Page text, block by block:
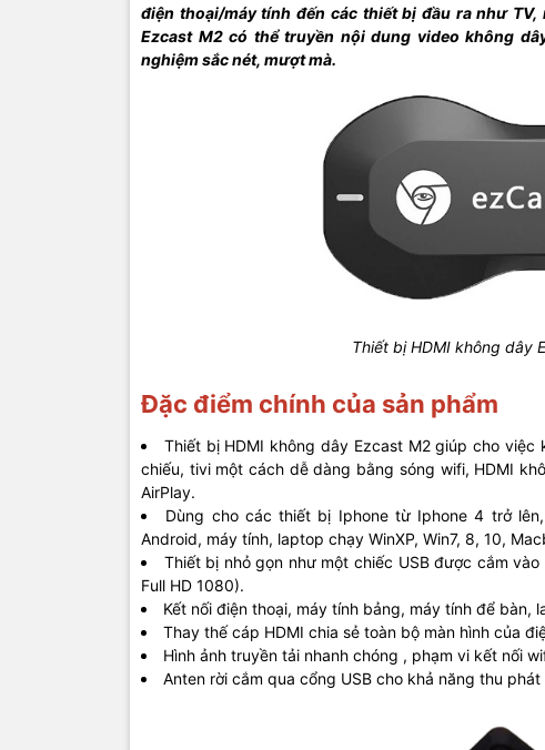
điện thoại/máy tính đến các thiết bị đầu ra như TV,
Ezcast M2 có thể truyền nội dung video không
nghiệm sắc nét, mượt mà.
Thiết bị HDMI không dây
Đặc điểm chính của sản phẩm
Thiết bị HDMI không dây Ezcast M2 giúp cho
chiếu, tivi một cách dễ dàng bằng sóng wifi, HDMI
AirPlay.
Dùng cho các thiết bị Iphone từ Iphone 4 trở
Android, máy tính, laptop chạy WinXP, Win7, 8, 10,
Thiết bị nhỏ gọn như một chiếc USB được cắm
Full HD 1080).
Kết nối điện thoại, máy tính bảng, máy tính để bàn,
Thay thế cáp HDMI chia sẻ toàn bộ màn hình của
Hình ảnh truyền tải nhanh chóng , phạm vi kết nối
Anten rời cắm qua cổng USB cho khả năng thu
Điều khiển từ